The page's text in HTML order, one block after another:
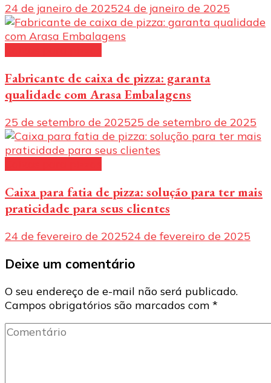
24 de janeiro de 202524 de janeiro de 2025
Fabricante de caixa de pizza: garanta
qualidade com Arasa Embalagens
25 de setembro de 202525 de setembro de 2025
Caixa para fatia de pizza: solução para ter mais
praticidade para seus clientes
24 de fevereiro de 202524 de fevereiro de 2025
Deixe um comentário
O seu endereço de e-mail não será publicado.
Campos obrigatórios são marcados com *
Comentário